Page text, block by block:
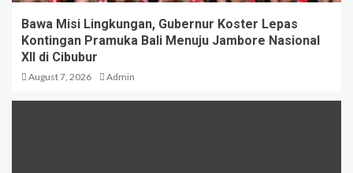
Bawa Misi Lingkungan, Gubernur Koster Lepas
Kontingan Pramuka Bali Menuju Jambore Nasional
XII di Cibubur
August 7, 2026 Admin